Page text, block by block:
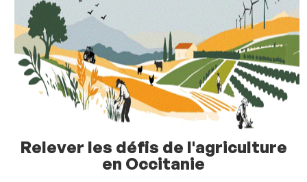
Relever les défis de l'agriculture
en Occitanie